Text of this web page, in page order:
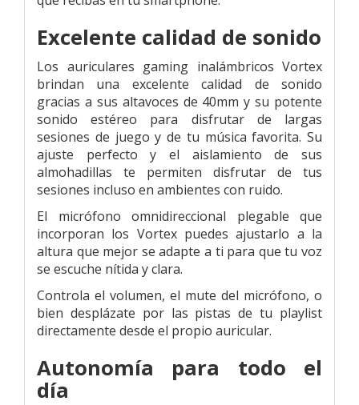
Excelente calidad de sonido
Los auriculares gaming inalámbricos Vortex
brindan una excelente calidad de sonido
gracias a sus altavoces de 40mm y su potente
sonido estéreo para disfrutar de largas
sesiones de juego y de tu música favorita. Su
ajuste perfecto y el aislamiento de sus
almohadillas te permiten disfrutar de tus
sesiones incluso en ambientes con ruido.
El micrófono omnidireccional plegable que
incorporan los Vortex puedes ajustarlo a la
altura que mejor se adapte a ti para que tu voz
se escuche nítida y clara.
Controla el volumen, el mute del micrófono, o
bien desplázate por las pistas de tu playlist
directamente desde el propio auricular.
Autonomía para todo el
día